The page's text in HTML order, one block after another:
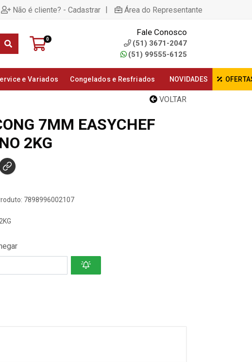
Não é cliente? - Cadastrar | Área do Representante
0
Fale Conosco
(51) 3671-2047
(51) 99555-6125
e Variados Congelados e Resfriados NOVIDADES
VOLTAR
7MM EASYCHEF
2KG
7898996002107